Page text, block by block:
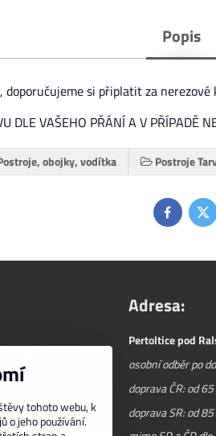
Popis
doporučujeme si připlatit za
DLE VAŠEHO PŘÁNÍ A V PŘÍPADĚ
obojky, vodítka Postroje
Facebook
Adresa:
Pertoltice pod
osobní odběr po
doprava ČR: od 65
doprava SR: od 85
tohoto webu, k
o jeho používání.